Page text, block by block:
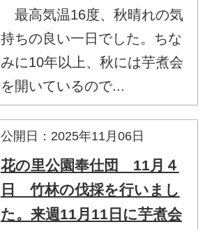
最高気温16度、秋晴れの気
持ちの良い一日でした。ちな
みに10年以上、秋には芋煮会
を開いているので...
公開日：2025年11月06日
花の里公園奉仕団 11月４
日 竹林の伐採を行いまし
た。来週11月11日に芋煮会